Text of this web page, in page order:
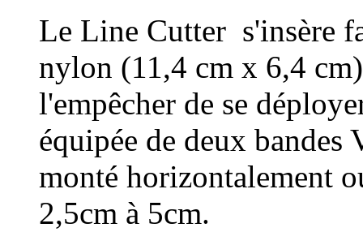
Le Line Cutter s'insère
nylon (11,4 cm x 6,4
l'empêcher de se
équipée de deux
monté horizontalement
2,5cm à 5cm.